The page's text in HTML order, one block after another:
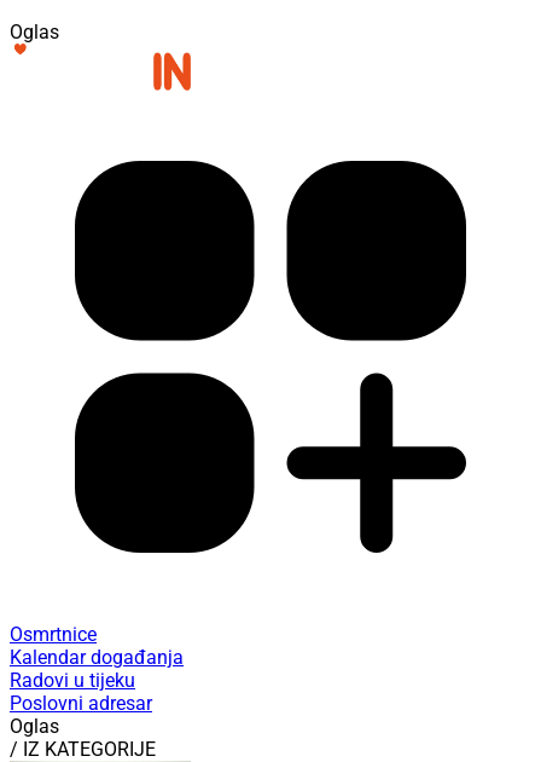
Oglas
Osmrtnice
Kalendar događanja
Radovi u tijeku
Poslovni adresar
Oglas
/ IZ KATEGORIJE